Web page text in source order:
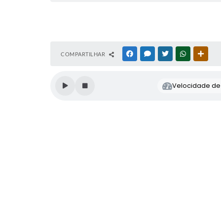
COMPARTILHAR FACEBOOKMESSENGER
TWITTERWHATSAPP
Velocidade de